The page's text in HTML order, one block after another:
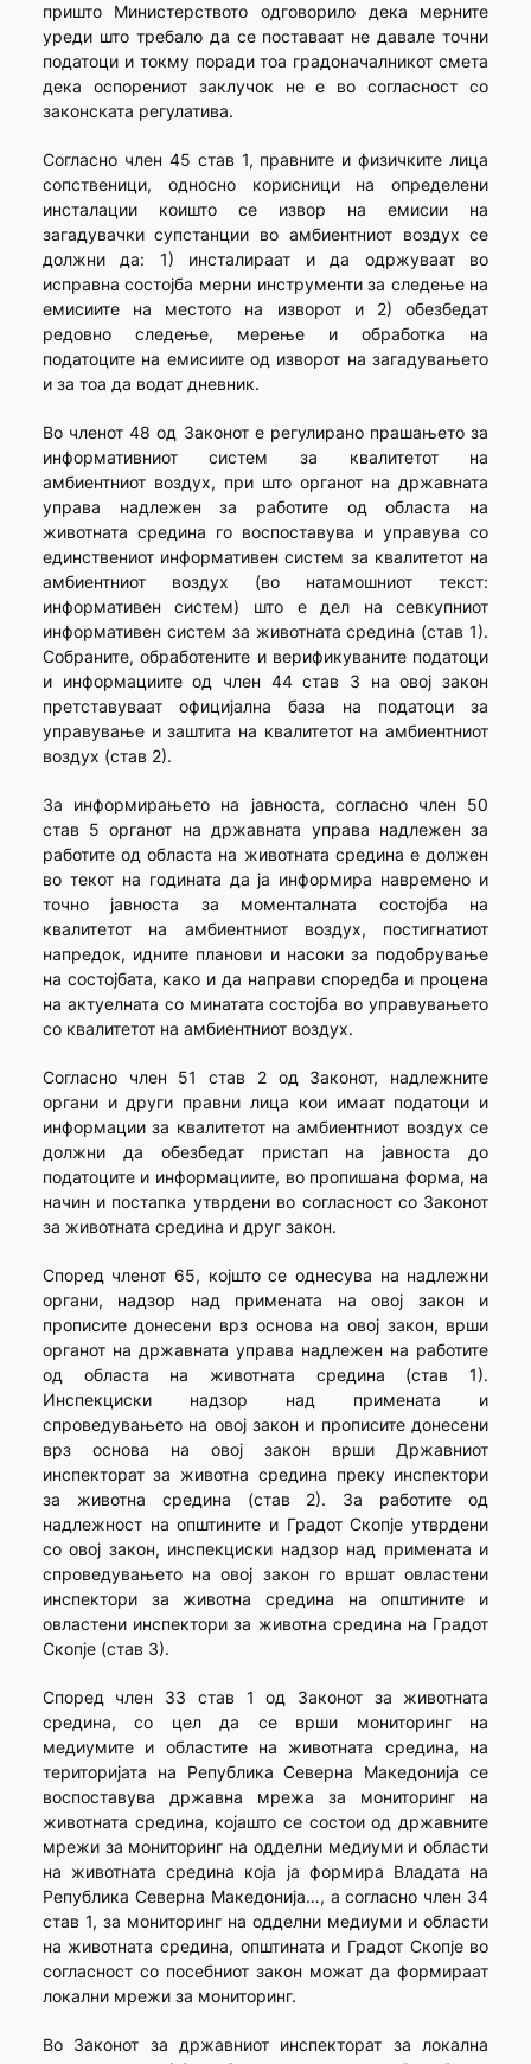
пришто Министерството одговорило дека мерните
уреди што требало да се поставаат не давале точни
податоци и токму поради тоа градоначалникот смета
дека оспорениот заклучок не е во согласност со
законската регулатива.
Согласно член 45 став 1, правните и физичките лица
сопственици, односно корисници на определени
инсталации коишто се извор на емисии на
загадувачки супстанции во амбиентниот воздух се
должни да: 1) инсталираат и да одржуваат во
исправна состојба мерни инструменти за следење на
емисиите на местото на изворот и 2) обезбедат
редовно следење, мерење и обработка на
податоците на емисиите од изворот на загадувањето
и за тоа да водат дневник.
Во членот 48 од Законот е регулирано прашањето за
информативниот систем за квалитетот на
амбиентниот воздух, при што органот на државната
управа надлежен за работите од областа на
животната средина го воспоставува и управува со
единствениот информативен систем за квалитетот на
амбиентниот воздух (во натамошниот текст:
информативен систем) што е дел на севкупниот
информативен систем за животната средина (став 1).
Собраните, обработените и верификуваните податоци
и информациите од член 44 став 3 на овој закон
претставуваат официјална база на податоци за
управување и заштита на квалитетот на амбиентниот
воздух (став 2).
За информирањето на јавноста, согласно член 50
став 5 органот на државната управа надлежен за
работите од областа на животната средина е должен
во текот на годината да ја информира навремено и
точно јавноста за моменталната состојба на
квалитетот на амбиентниот воздух, постигнатиот
напредок, идните планови и насоки за подобрување
на состојбата, како и да направи споредба и процена
на актуелната со минатата состојба во управувањето
со квалитетот на амбиентниот воздух.
Согласно член 51 став 2 од Законот, надлежните
органи и други правни лица кои имаат податоци и
информации за квалитетот на амбиентниот воздух се
должни да обезбедат пристап на јавноста до
податоците и информациите, во пропишана форма, на
начин и постапка утврдени во согласност со Законот
за животната средина и друг закон.
Според членот 65, којшто се однесува на надлежни
органи, надзор над примената на овој закон и
прописите донесени врз основа на овој закон, врши
органот на државната управа надлежен на работите
од областа на животната средина (став 1).
Инспекциски надзор над примената и
спроведувањето на овој закон и прописите донесени
врз основа на овој закон врши Државниот
инспекторат за животна средина преку инспектори
за животна средина (став 2). За работите од
надлежност на општините и Градот Скопје утврдени
со овој закон, инспекциски надзор над примената и
спроведувањето на овој закон го вршат овластени
инспектори за животна средина на општините и
овластени инспектори за животна средина на Градот
Скопје (став 3).
Според член 33 став 1 од Законот за животната
средина, со цел да се врши мониторинг на
медиумите и областите на животната средина, на
територијата на Република Северна Македонија се
воспоставува државна мрежа за мониторинг на
животната средина, којашто се состои од државните
мрежи за мониторинг на одделни медиуми и области
на животната средина која ја формира Владата на
Република Северна Македонија…, а согласно член 34
став 1, за мониторинг на одделни медиуми и области
на животната средина, општината и Градот Скопје во
согласност со посебниот закон можат да формираат
локални мрежи за мониторинг.
Во Законот за државниот инспекторат за локална